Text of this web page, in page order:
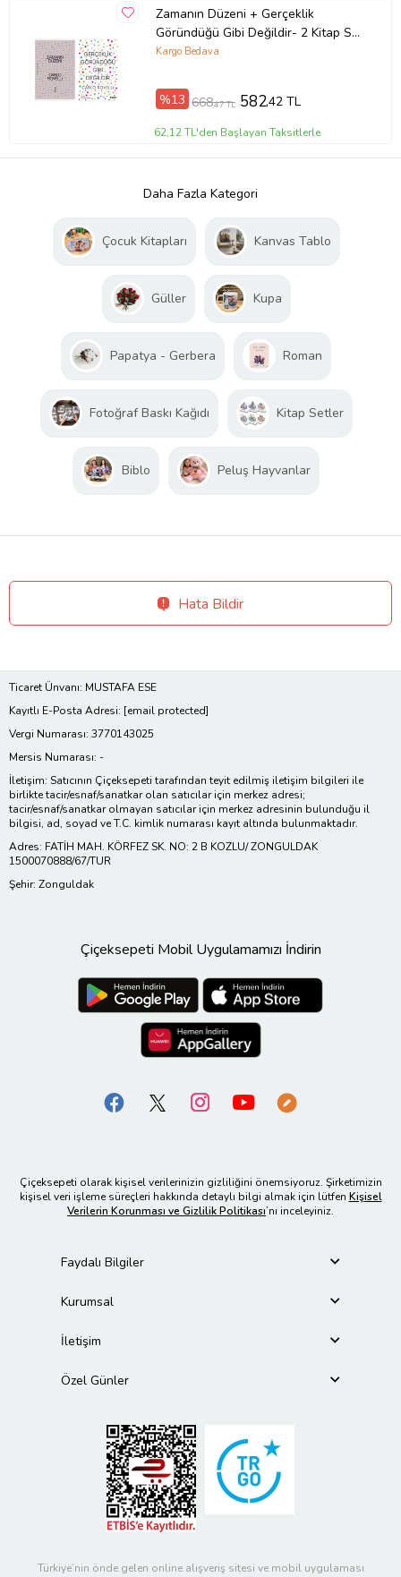
Zamanın Düzeni + Gerçeklik
Göründüğü Gibi Değildir- 2 Kitap Set
- Iş Bankası Özel Set Zamanın
Kargo Bedava
%13 668,47 TL 582,42 TL
62,12 TL'den Başlayan Taksitlerle
Daha Fazla Kategori
Çocuk Kitapları Kanvas Tablo
Güller Kupa
Papatya - Gerbera Roman
Fotoğraf Baskı Kağıdı Kitap Setler
Biblo Peluş Hayvanlar
Hata Bildir
Ticaret Ünvanı: MUSTAFA ESE
Kayıtlı E-Posta Adresi: [email protected]
Vergi Numarası: 3770143025
Mersis Numarası: -
İletişim: Satıcının Çiçeksepeti tarafından teyit edilmiş iletişim bilgileri ile
birlikte tacir/esnaf/sanatkar olan satıcılar için merkez adresi;
tacir/esnaf/sanatkar olmayan satıcılar için merkez adresinin bulunduğu il
bilgisi, ad, soyad ve T.C. kimlik numarası kayıt altında bulunmaktadır.
Adres: FATİH MAH. KÖRFEZ SK. NO: 2 B KOZLU/ ZONGULDAK
1500070888/67/TUR
Şehir: Zonguldak
Çiçeksepeti Mobil Uygulamamızı İndirin
Çiçeksepeti olarak kişisel verilerinizin gizliliğini önemsiyoruz. Şirketimizin
kişisel veri işleme süreçleri hakkında detaylı bilgi almak için lütfen Kişisel
Verilerin Korunması ve Gizlilik Politikası’nı inceleyiniz.
Faydalı Bilgiler
Kurumsal
İletişim
Özel Günler
Türkiye’nin önde gelen online alışveriş sitesi ve mobil uygulaması